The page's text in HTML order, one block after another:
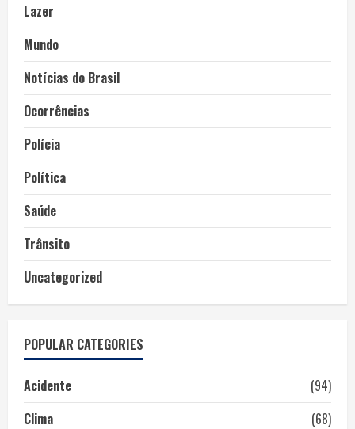
Lazer
Mundo
Notícias do Brasil
Ocorrências
Polícia
Política
Saúde
Trânsito
Uncategorized
POPULAR CATEGORIES
Acidente
(94)
Clima
(68)